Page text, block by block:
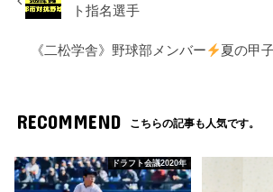
ト指名選手
《二松学舎》野球部メンバー 夏の甲
RECOMMEND こちらの記事も人気です。
ドラフト会議2020年